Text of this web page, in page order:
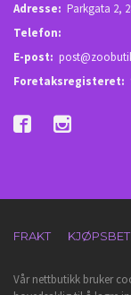
Adresse: Parkgata 2,
Telefon:
E-post:
Foretaksregisteret:
FRAKT
Vår nettbutikk bruker